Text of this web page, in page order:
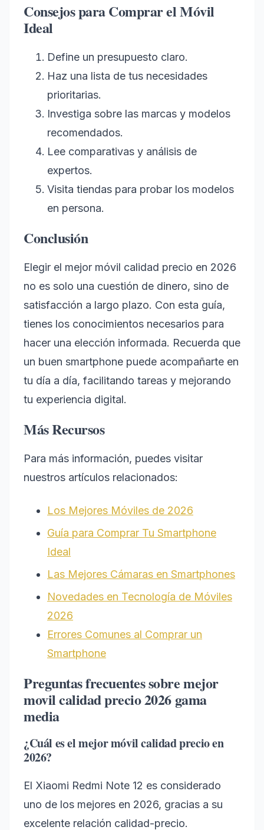
Consejos para Comprar el Móvil
Ideal
Define un presupuesto claro.
Haz una lista de tus necesidades
prioritarias.
Investiga sobre las marcas y modelos
recomendados.
Lee comparativas y análisis de
expertos.
Visita tiendas para probar los modelos
en persona.
Conclusión
Elegir el mejor móvil calidad precio en 2026
no es solo una cuestión de dinero, sino de
satisfacción a largo plazo. Con esta guía,
tienes los conocimientos necesarios para
hacer una elección informada. Recuerda que
un buen smartphone puede acompañarte en
tu día a día, facilitando tareas y mejorando
tu experiencia digital.
Más Recursos
Para más información, puedes visitar
nuestros artículos relacionados:
Los Mejores Móviles de 2026
Guía para Comprar Tu Smartphone
Ideal
Las Mejores Cámaras en Smartphones
Novedades en Tecnología de Móviles
2026
Errores Comunes al Comprar un
Smartphone
Preguntas frecuentes sobre mejor
movil calidad precio 2026 gama
media
¿Cuál es el mejor móvil calidad precio en
2026?
El Xiaomi Redmi Note 12 es considerado
uno de los mejores en 2026, gracias a su
excelente relación calidad-precio.